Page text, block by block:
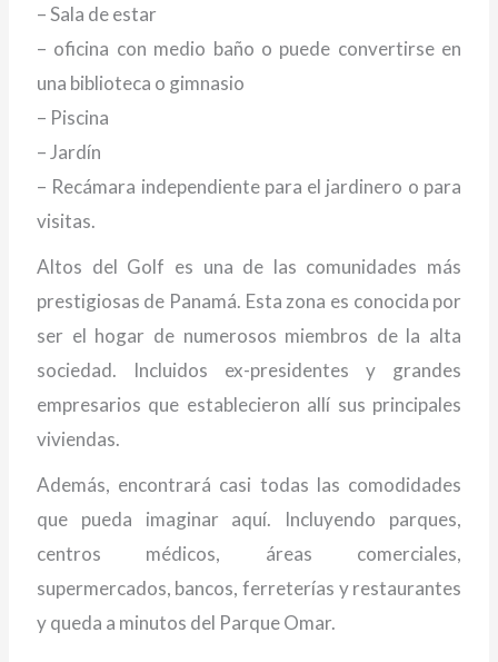
– Sala de estar
– oficina con medio baño o puede convertirse en
una biblioteca o gimnasio
– Piscina
– Jardín
– Recámara independiente para el jardinero o para
visitas.
Altos del Golf es una de las comunidades más
prestigiosas de Panamá. Esta zona es conocida por
ser el hogar de numerosos miembros de la alta
sociedad. Incluidos ex-presidentes y grandes
empresarios que establecieron allí sus principales
viviendas.
Además, encontrará casi todas las comodidades
que pueda imaginar aquí. Incluyendo parques,
centros médicos, áreas comerciales,
supermercados, bancos, ferreterías y restaurantes
y queda a minutos del Parque Omar.